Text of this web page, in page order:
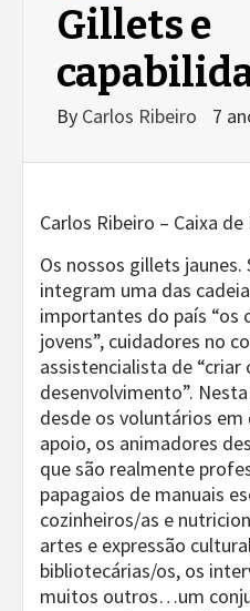
Gillets e
By Carlos Ribeiro 7
Carlos Ribeiro – Caixa
Os nossos gillets jaunes.
integram uma das
importantes do país “os
jovens”, cuidadores no
assistencialista de “criar
desenvolvimento”.
desde os voluntários
apoio, os animadores
que são realmente
papagaios de manuais
cozinheiros/as e
artes e expressão
bibliotecárias/os, os
muitos outros…um